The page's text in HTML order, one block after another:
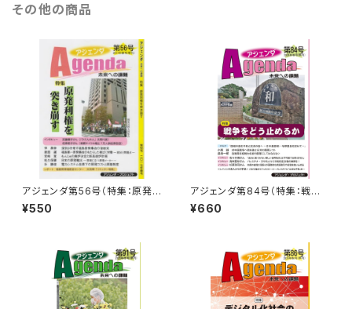
その他の商品
アジェンダ第56号（特集：原発
利権を突き崩す）
¥550
アジェンダ第84号（特集：戦争
をどう止めるか）
¥660